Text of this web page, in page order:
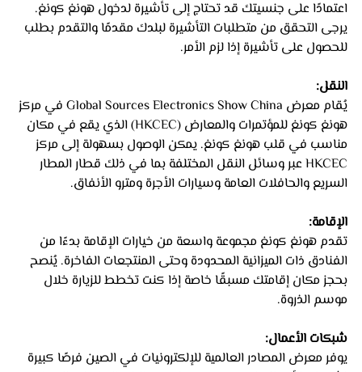
اعتمادًا على جنسيتك قد تحتاج إلى تأشيرة لدخول هونغ كونغ.
يرجى التحقق من متطلبات التأشيرة لبلدك مقدمًا والتقدم بطلب
للحصول على تأشيرة إذا لزم الأمر.
النقل:
يُقام معرض Global Sources Electronics Show China في مركز
هونغ كونغ للمؤتمرات والمعارض (HKCEC) الذي يقع في مكان
مناسب في قلب هونغ كونغ. يمكن الوصول بسهولة إلى مركز
HKCEC عبر وسائل النقل المختلفة بما في ذلك قطار المطار
السريع والحافلات العامة وسيارات الأجرة ومترو الأنفاق.
الإقامة:
تقدم هونغ كونغ مجموعة واسعة من خيارات الإقامة بدءًا من
الفنادق ذات الميزانية المحدودة وحتى المنتجعات الفاخرة. يُنصح
بحجز مكان إقامتك مسبقًا خاصة إذا كنت تخطط للزيارة خلال
موسم الذروة.
شبكات الأعمال:
يوفر معرض المصادر العالمية للإلكترونيات في الصين فرصًا كبيرة